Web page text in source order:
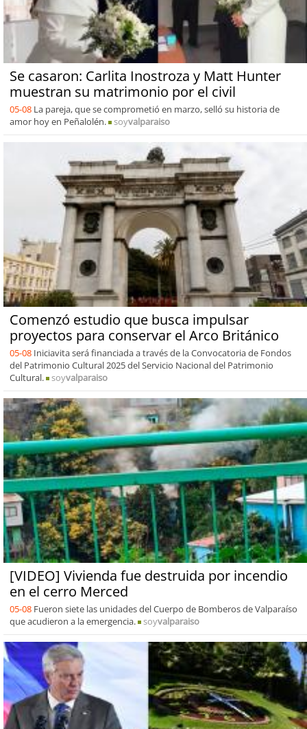
Se casaron: Carlita Inostroza y Matt Hunter
muestran su matrimonio por el civil
05-08 La pareja, que se comprometió en marzo, selló su historia de
amor hoy en Peñalolén.
soyvalparaiso
Comenzó estudio que busca impulsar
proyectos para conservar el Arco Británico
05-08 Iniciavita será financiada a través de la Convocatoria de Fondos
del Patrimonio Cultural 2025 del Servicio Nacional del Patrimonio
Cultural.
soyvalparaiso
[VIDEO] Vivienda fue destruida por incendio
en el cerro Merced
05-08 Fueron siete las unidades del Cuerpo de Bomberos de Valparaíso
que acudieron a la emergencia.
soyvalparaiso